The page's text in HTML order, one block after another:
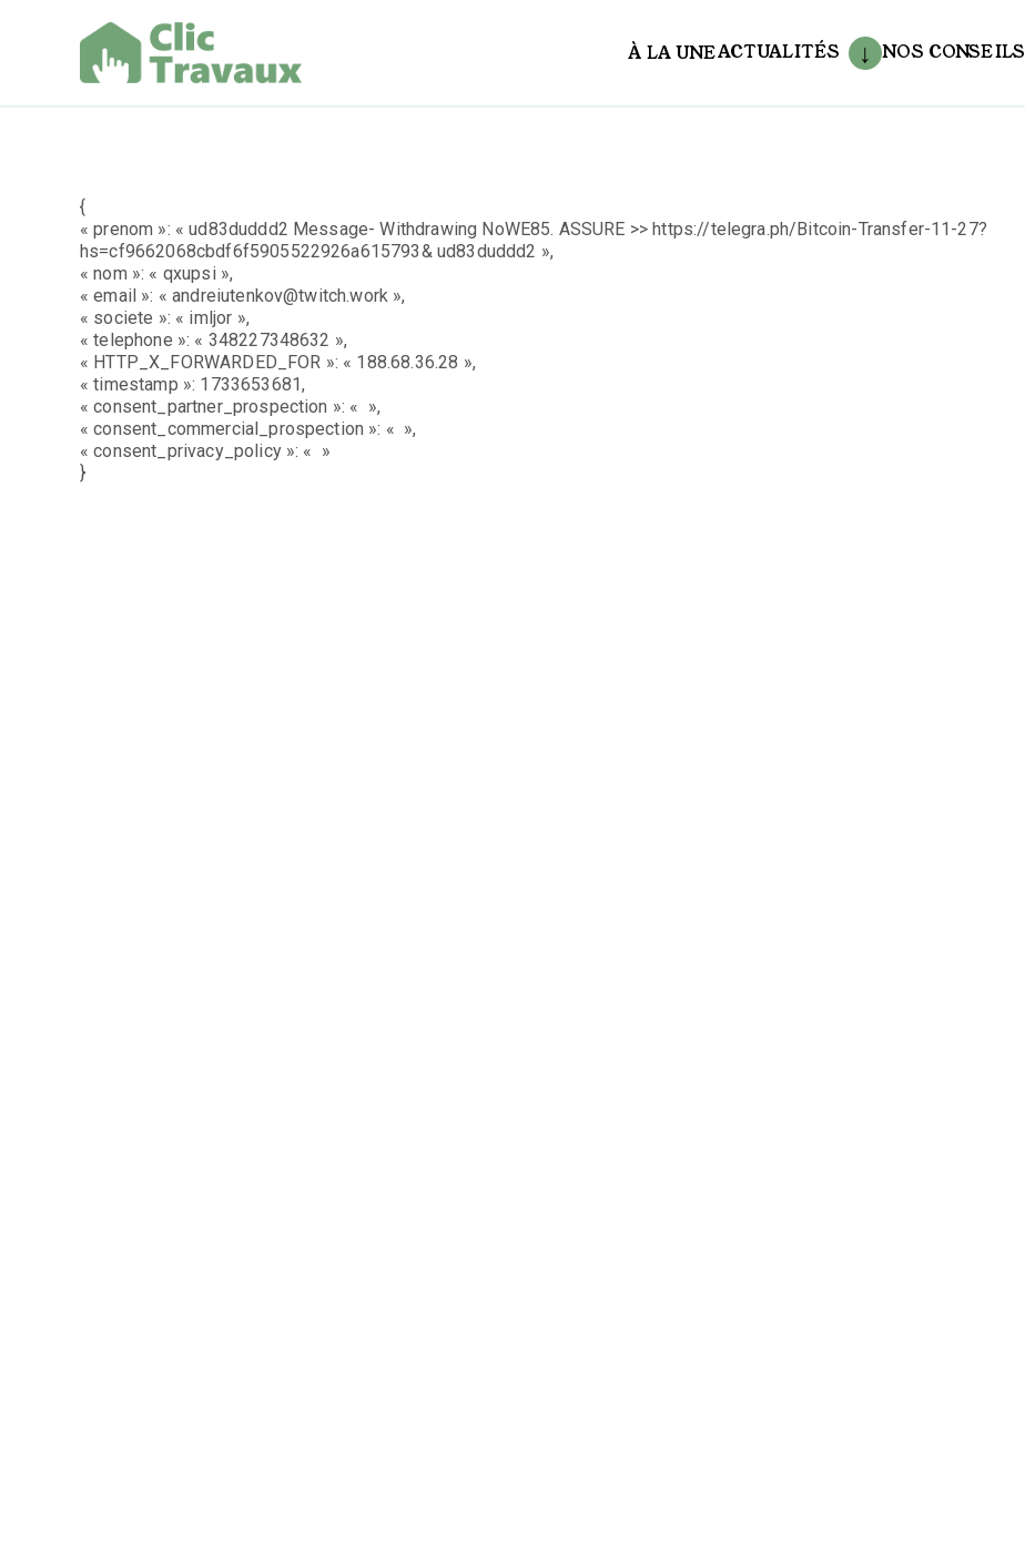
À LA UNEACTUALITÉS NOS CONSEILS
{
« prenom »: « ud83duddd2 Message- Withdrawing NoWE85. ASSURE >> https://telegra.ph/Bitcoin-Transfer-11-27?
hs=cf9662068cbdf6f5905522926a615793& ud83duddd2 »,
« nom »: « qxupsi »,
« email »: « andreiutenkov@twitch.work »,
« societe »: « imljor »,
« telephone »: « 348227348632 »,
« HTTP_X_FORWARDED_FOR »: « 188.68.36.28 »,
« timestamp »: 1733653681,
« consent_partner_prospection »: « »,
« consent_commercial_prospection »: « »,
« consent_privacy_policy »: « »
}